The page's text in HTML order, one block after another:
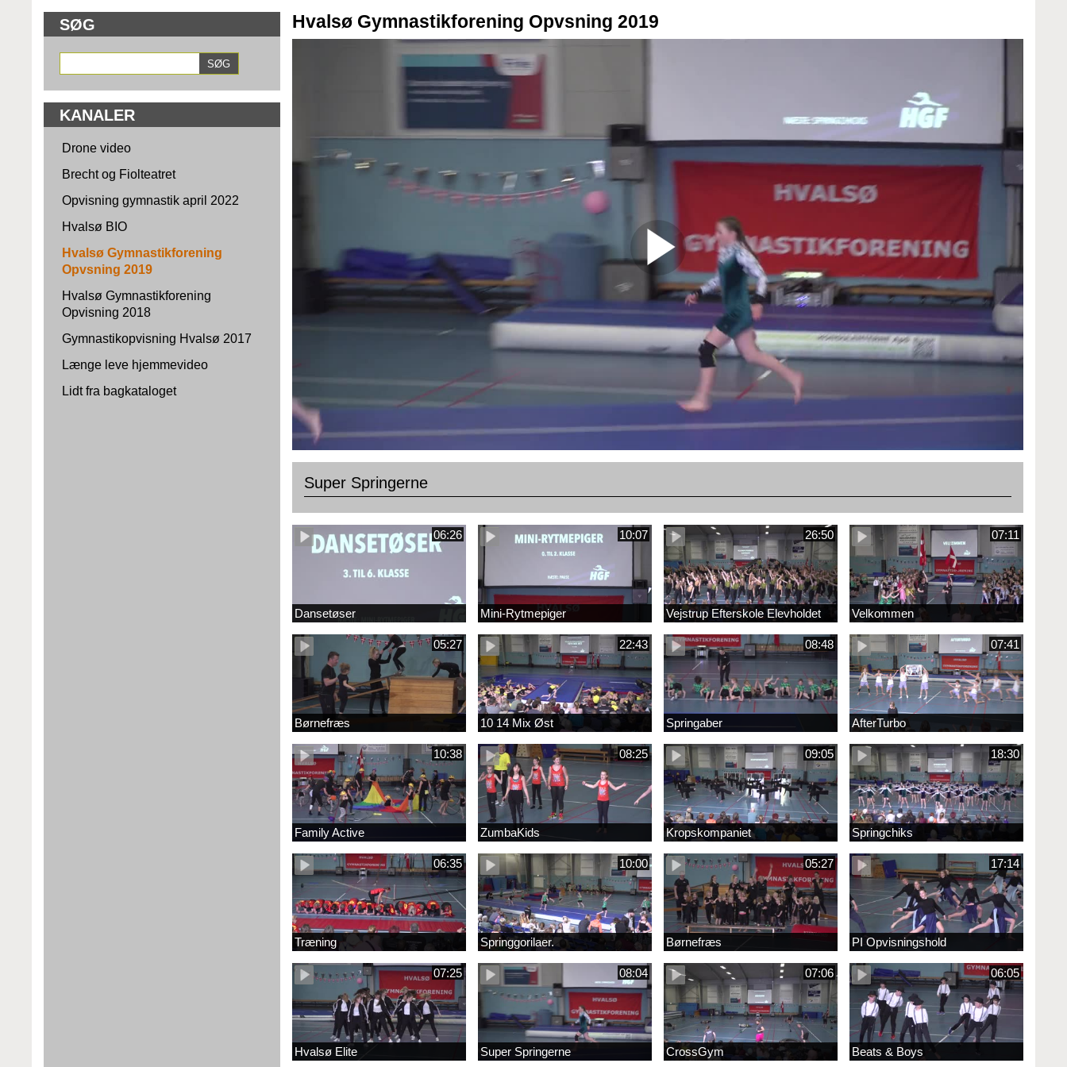
SØG
KANALER
Drone video
Brecht og Fiolteatret
Opvisning gymnastik april 2022
Hvalsø BIO
Hvalsø Gymnastikforening
Opvsning 2019
Hvalsø Gymnastikforening
Opvisning 2018
Gymnastikopvisning Hvalsø 2017
Længe leve hjemmevideo
Lidt fra bagkataloget
Hvalsø Gymnastikforening Opvsning 2019
Super Springerne
06:26
Dansetøser
10:07
Mini-Rytmepiger
26:50
Vejstrup Efterskole Elevholdet
07:11
Velkommen
05:27
Børnefræs
22:43
10 14 Mix Øst
08:48
Springaber
07:41
AfterTurbo
10:38
Family Active
08:25
ZumbaKids
09:05
Kropskompaniet
18:30
Springchiks
06:35
Træning
10:00
Springgorilaer.
05:27
Børnefræs
17:14
PI Opvisningshold
07:25
Hvalsø Elite
08:04
Super Springerne
07:06
CrossGym
06:05
Beats & Boys